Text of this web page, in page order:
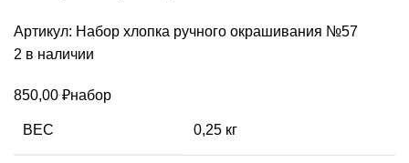
Артикул: Набор хлопка ручного окрашивания №57
2 в наличии
850,00 ₽набор
ВЕС 0,25 кг